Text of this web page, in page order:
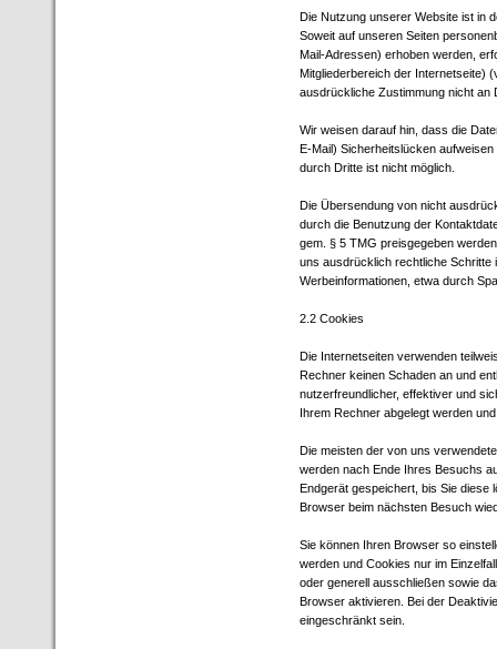
Die Nutzung unserer Website ist in
Soweit auf unseren Seiten
Mail-Adressen) erhoben werden,
Mitgliederbereich der Internetseite)
ausdrückliche Zustimmung nicht an
Wir weisen darauf hin, dass die
E-Mail) Sicherheitslücken
durch Dritte ist nicht möglich.
Die Übersendung von nicht
durch die Benutzung der
gem. § 5 TMG preisgegeben
uns ausdrücklich rechtliche Schritte
Werbeinformationen, etwa durch
2.2 Cookies
Die Internetseiten verwenden
Rechner keinen Schaden an und
nutzerfreundlicher, effektiver und
Ihrem Rechner abgelegt werden
Die meisten der von uns
werden nach Ende Ihres Besuchs
Endgerät gespeichert, bis Sie diese
Browser beim nächsten Besuch
Sie können Ihren Browser so
werden und Cookies nur im
oder generell ausschließen sowie
Browser aktivieren. Bei der
eingeschränkt sein.